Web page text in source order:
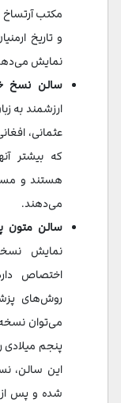
مکتب
و تاریخ
نمایش
سالن نسخ
ارزشمند به
عثمانی،
که بیشتر
هستند و
می‌دهند.
سالن متون
نمایش
اختصاص
روش‌های
می‌توان
پنجم میلادی
این سالن،
شده و پس از